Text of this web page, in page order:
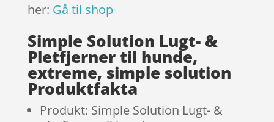
her: Gå til shop
Simple Solution Lugt- &
Pletfjerner til hunde,
extreme, simple solution
Produktfakta
Produkt: Simple Solution Lugt- &